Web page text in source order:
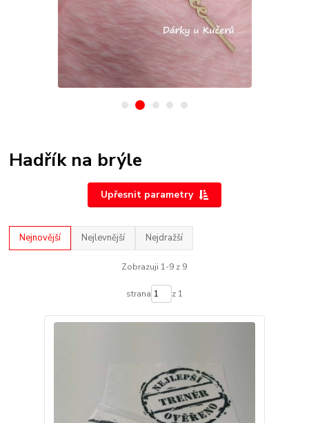
Hadřík na brýle
Upřesnit parametry
Nejnovější Nejlevnější Nejdražší
Zobrazuji 1-9 z 9
strana z 1